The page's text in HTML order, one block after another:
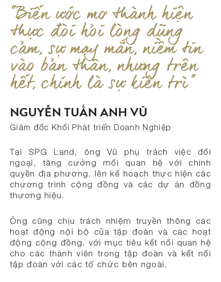
"Biến ước mơ thành hiện
thực đòi hỏi lòng dũng
cảm, sự may mắn, niềm tin
vào bản thân, nhưng trên
hết, chính là sự kiên trì"
NGUYỄN TUẤN ANH VŨ
Giám đốc Khối Phát triển Doanh Nghiệp
Tại SPG Land, ông Vũ phụ trách việc đối
ngoại, tăng cường mối quan hệ với chính
quyền địa phương, lên kế hoạch thực hiện các
chương trình cộng đồng và các dự án đồng
thương hiệu.
Ông cũng chịu trách nhiệm truyền thông các
hoạt động nội bộ của tập đoàn và các hoạt
động cộng đồng, với mục tiêu kết nối quan hệ
cho các thành viên trong tập đoàn và kết nối
tập đoàn với các tổ chức bên ngoài.